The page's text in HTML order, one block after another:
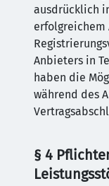
ausdrücklich
erfolgreichem
Anbieters in
haben die
während des
§ 4